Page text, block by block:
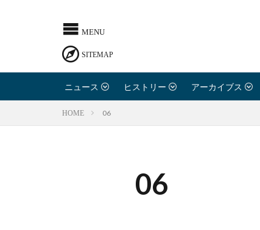
ニュース ヒストリー アーカイブス
HOME 06
06